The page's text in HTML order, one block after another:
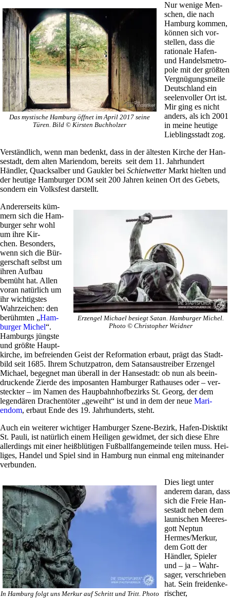
Das mysti­sche Ham­burg öffnet im April 2017 seine
Türen. Bild © Kir­sten Buchholzer
Nur wenige Men­
schen, die nach
Ham­burg kommen,
können sich vor­
stellen, dass die
ratio­nale Hafen-
und Han­dels­me­tro­
pole mit der größten
Ver­gnü­gungs­meile
Deutsch­land ein
see­len­voller Ort ist.
Mir ging es nicht
anders, als ich 2001
in meine heu­tige
Lieb­lings­stadt zog.
Ver­ständ­lich, wenn man bedenkt, dass in der älte­sten Kirche der Han­
se­stadt, dem alten Mari­endom, bereits seit dem 11. Jahr­hun­dert
Händler, Quack­salber und Gaukler bei Schiet­wetterMarkt hielten und
der heu­tige Ham­burgerDOM seit 200 Jahren keinen Ort des Gebets,
son­dern ein Volks­fest darstellt.
Erz­engel Michael besiegt Satan. Ham­burger Michel.
Photo © Chri­sto­pher Weidner
Ande­rer­seits küm­
mern sich die Ham­
burger sehr wohl
um ihre Kir­
chen. Beson­ders,
wenn sich die Bür­
ger­schaft selbst um
ihren Aufbau
bemüht hat. Allen
voran natür­lich um
ihr wich­tig­stes
Wahr­zei­chen: den
berühmten „Ham­
burger Michel“.
Ham­burgs jüngste
und größte Haupt­
kirche, im befrei­enden Geist der Refor­ma­tion erbaut, prägt das Stadt­
bild seit 1685. Ihrem Schutz­pa­tron, dem Satan­saus­treiber Erz­engel
Michael, begegnet man überall in der Han­se­stadt: ob nun als beein­
druckende Zierde des impo­santen Ham­burger Rat­hauses oder – ver­
steckter – im Namen des Haup­bahn­hof­be­zirks St. Georg, der dem
legen­dären Dra­chen­töter „geweiht“ ist und in dem der neue Mari­
endom, erbaut Ende des 19. Jahr­hun­derts, steht.
Auch ein wei­terer wich­tiger Ham­burger Szene-Bezirk, Hafen-Disk­tikt
St. Pauli, ist natür­lich einem Hei­ligen gewidmet, der sich diese Ehre
aller­dings mit einer heiß­blü­tigen Fuß­ball­fan­ge­meinde teilen muss. Hei­
liges, Handel und Spiel sind in Ham­burg nun einmal eng mit­ein­ander
verbunden.
In Ham­burg folgt uns Merkur auf Schritt und Tritt. Photo
Dies liegt unter
anderem daran, dass
sich die Freie Han­
se­stadt neben dem
lau­ni­schen Mee­res­
gott Neptun
Hermes/Merkur,
dem Gott der
Händler, Spieler
und – ja – Wahr­
sager, ver­schrieben
hat. Sein frei­den­ke­
ri­scher,